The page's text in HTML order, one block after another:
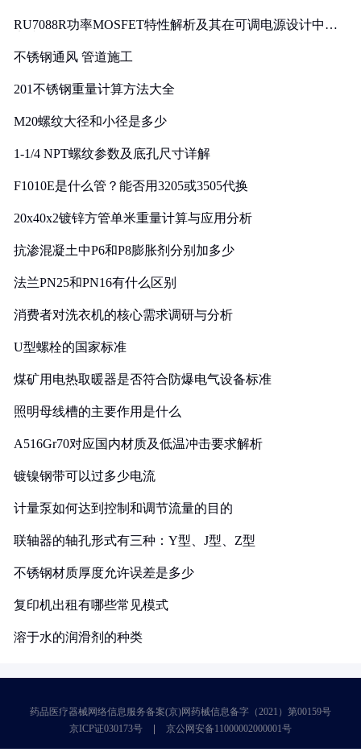
RU7088R功率MOSFET特性解析及其在可调电源设计中的
不锈钢通风 管道施工
201不锈钢重量计算方法大全
M20螺纹大径和小径是多少
1-1/4 NPT螺纹参数及底孔尺寸详解
F1010E是什么管？能否用3205或3505代换
20x40x2镀锌方管单米重量计算与应用分析
抗渗混凝土中P6和P8膨胀剂分别加多少
法兰PN25和PN16有什么区别
消费者对洗衣机的核心需求调研与分析
U型螺栓的国家标准
煤矿用电热取暖器是否符合防爆电气设备标准
照明母线槽的主要作用是什么
A516Gr70对应国内材质及低温冲击要求解析
镀镍钢带可以过多少电流
计量泵如何达到控制和调节流量的目的
联轴器的轴孔形式有三种：Y型、J型、Z型
不锈钢材质厚度允许误差是多少
复印机出租有哪些常见模式
溶于水的润滑剂的种类
药品医疗器械网络信息服务备案(京)网药械信息备字（2021）第00159号
京ICP证030173号
京公网安备11000002000001号